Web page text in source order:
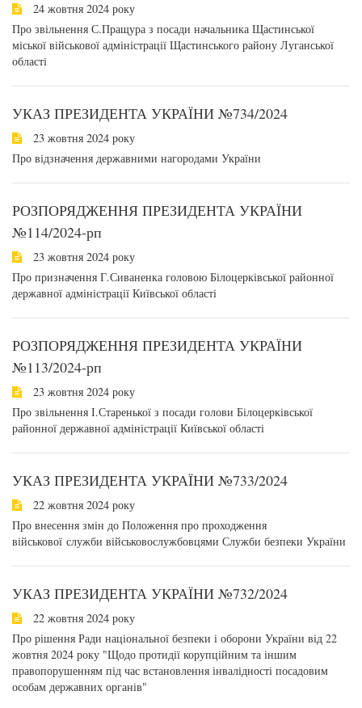
24 жовтня 2024 року
Про звільнення С.Пращура з посади начальника Щастинської
міської військової адміністрації Щастинського району Луганської
області
УКАЗ ПРЕЗИДЕНТА УКРАЇНИ №734/2024
23 жовтня 2024 року
Про відзначення державними нагородами України
РОЗПОРЯДЖЕННЯ ПРЕЗИДЕНТА УКРАЇНИ
№114/2024-рп
23 жовтня 2024 року
Про призначення Г.Сиваненка головою Білоцерківської районної
державної адміністрації Київської області
РОЗПОРЯДЖЕННЯ ПРЕЗИДЕНТА УКРАЇНИ
№113/2024-рп
23 жовтня 2024 року
Про звільнення І.Старенької з посади голови Білоцерківської
районної державної адміністрації Київської області
УКАЗ ПРЕЗИДЕНТА УКРАЇНИ №733/2024
22 жовтня 2024 року
Про внесення змін до Положення про проходження
військової служби військовослужбовцями Служби безпеки України
УКАЗ ПРЕЗИДЕНТА УКРАЇНИ №732/2024
22 жовтня 2024 року
Про рішення Ради національної безпеки і оборони України від 22
жовтня 2024 року "Щодо протидії корупційним та іншим
правопорушенням під час встановлення інвалідності посадовим
особам державних органів"